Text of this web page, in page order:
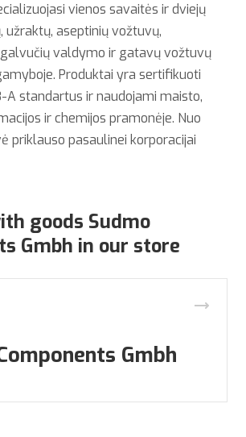
vienos savaitės ir dviejų
užraktų, aseptinių vožtuvų,
valdymo ir gatavų vožtuvų
Produktai yra sertifikuoti
A standartus ir naudojami maisto,
ir chemijos pramonėje. Nuo
priklauso pasaulinei korporacijai
goods Sudmo
Gmbh in our store
Gmbh